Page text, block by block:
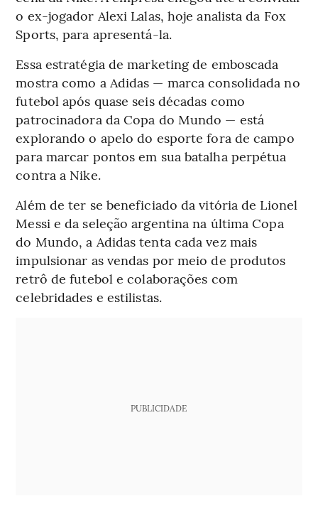
o ex-jogador Alexi Lalas, hoje analista da Fox
Sports, para apresentá-la.
Essa estratégia de marketing de emboscada
mostra como a Adidas — marca consolidada no
futebol após quase seis décadas como
patrocinadora da Copa do Mundo — está
explorando o apelo do esporte fora de campo
para marcar pontos em sua batalha perpétua
contra a Nike.
Além de ter se beneficiado da vitória de Lionel
Messi e da seleção argentina na última Copa
do Mundo, a Adidas tenta cada vez mais
impulsionar as vendas por meio de produtos
retrô de futebol e colaborações com
celebridades e estilistas.
PUBLICIDADE